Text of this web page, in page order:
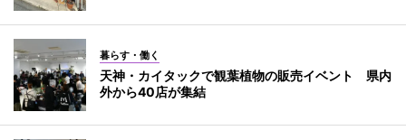
暮らす・働く
天神・カイタックで観葉植物の販売イベント 県内
外から40店が集結